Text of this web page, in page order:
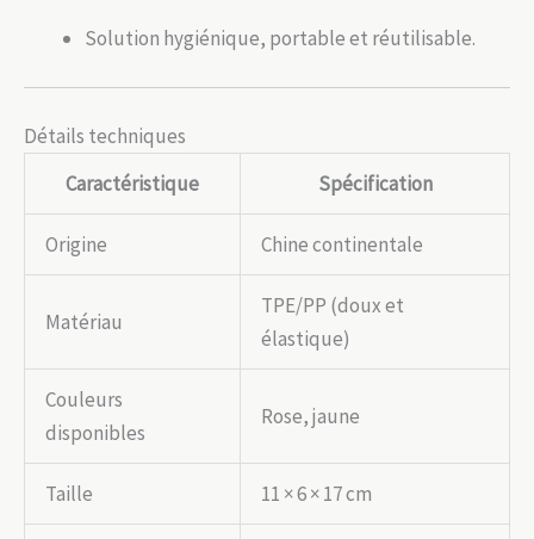
Solution hygiénique, portable et réutilisable.
Détails techniques
Caractéristique
Spécification
Origine Chine continentale
Matériau
TPE/PP (doux et
élastique)
Couleurs
disponibles
Rose, jaune
Taille 11 × 6 × 17 cm